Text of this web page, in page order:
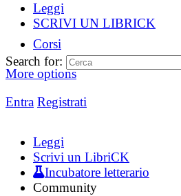
Leggi
SCRIVI UN LIBRICK
Corsi
More options
Entra Registrati
Search for:
Leggi
Scrivi un LibriCK
Incubatore letterario
Community